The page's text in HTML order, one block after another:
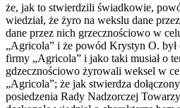
że, jak to stwierdzili świadkowie,
wiedział, że żyro na wekslu dane
dane przez nich grzecznościowo w
„Agricola” i że powód Krystyn O. był
firmy „Agricola” i jako taki musiał o
gdzecznościowo żyrowali weksel w
„Agricola”; że jak stwierdza
posiedzenia Rady Nadzorczej